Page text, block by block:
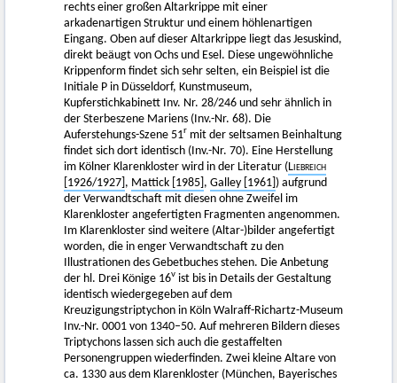
rechts einer großen Altarkrippe mit einer
arkadenartigen Struktur und einem höhlenartigen
Eingang. Oben auf dieser Altarkrippe liegt das Jesuskind,
direkt beäugt von Ochs und Esel. Diese ungewöhnliche
Krippenform findet sich sehr selten, ein Beispiel ist die
Initiale P in Düsseldorf, Kunstmuseum,
Kupferstichkabinett Inv. Nr. 28/246 und sehr ähnlich in
der Sterbeszene Mariens (Inv.-Nr. 68). Die
Auferstehungs-Szene 51r mit der seltsamen Beinhaltung
findet sich dort identisch (Inv.-Nr. 70). Eine Herstellung
im Kölner Klarenkloster wird in der Literatur (Liebreich
[1926/1927] , Mattick [1985] , Galley [1961] ) aufgrund
der Verwandtschaft mit diesen ohne Zweifel im
Klarenkloster angefertigten Fragmenten angenommen.
Im Klarenkloster sind weitere (Altar-)bilder angefertigt
worden, die in enger Verwandtschaft zu den
Illustrationen des Gebetbuches stehen. Die Anbetung
der hl. Drei Könige 16v ist bis in Details der Gestaltung
identisch wiedergegeben auf dem
Kreuzigungstriptychon in Köln Walraff-Richartz-Museum
Inv.-Nr. 0001 von 1340–50. Auf mehreren Bildern dieses
Triptychons lassen sich auch die gestaffelten
Personengruppen wiederfinden. Zwei kleine Altare von
ca. 1330 aus dem Klarenkloster (München, Bayerisches